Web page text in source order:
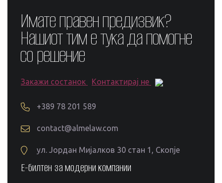
Имате правен предизвик?
Нашиот тим е тука да помогне
со решение
Закажи состанок Контактирај не
+389 78 201 589
contact@almelaw.com
ул. Јордан Мијалков 30 стан 1, Скопје
Е-билтен за модерни компании